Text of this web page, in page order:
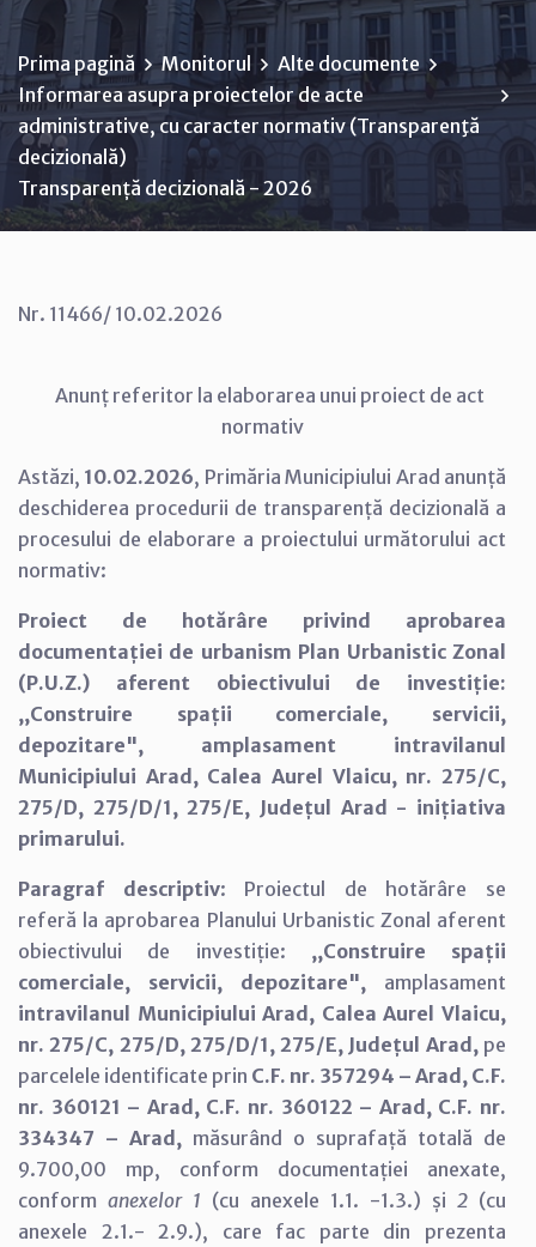
Prima pagină Monitorul
Alte documente
Informarea asupra proiectelor de acte
administrative, cu caracter normativ (Transparenţă
decizională)
Transparență decizională - 2026
Nr. 11466/ 10.02.2026
Anunț referitor la elaborarea unui proiect de act
normativ
Astăzi, 10.02.2026, Primăria Municipiului Arad anunță
deschiderea procedurii de transparență decizională a
procesului de elaborare a proiectului următorului act
normativ:
Proiect de hotărâre privind aprobarea
documentației de urbanism Plan Urbanistic Zonal
(P.U.Z.) aferent obiectivului de investiție:
,,Construire spații comerciale, servicii,
depozitare", amplasament intravilanul
Municipiului Arad, Calea Aurel Vlaicu, nr. 275/C,
275/D, 275/D/1, 275/E, Județul Arad - inițiativa
primarului.
Paragraf descriptiv: Proiectul de hotărâre se
referă la aprobarea Planului Urbanistic Zonal aferent
obiectivului de investiție: ,,Construire spații
comerciale, servicii, depozitare", amplasament
intravilanul Municipiului Arad, Calea Aurel Vlaicu,
nr. 275/C, 275/D, 275/D/1, 275/E, Județul Arad, pe
parcelele identificate prin C.F. nr. 357294 – Arad, C.F.
nr. 360121 – Arad, C.F. nr. 360122 – Arad, C.F. nr.
334347 – Arad, măsurând o suprafață totală de
9.700,00 mp, conform documentației anexate,
conform anexelor 1 (cu anexele 1.1. -1.3.) și 2 (cu
anexele 2.1.- 2.9.), care fac parte din prezenta